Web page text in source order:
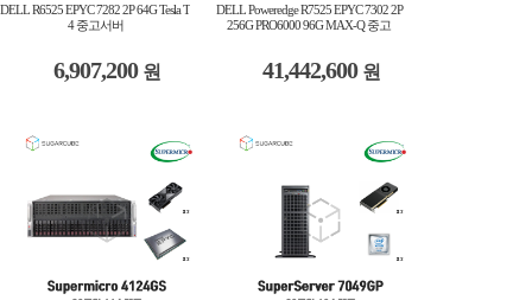
DELL R6525 EPYC 7282 2P 64G Tesla T
4 중고서버
6,907,200 원
DELL Poweredge R7525 EPYC 7302 2P
256G PRO6000 96G MAX-Q 중고
41,442,600 원